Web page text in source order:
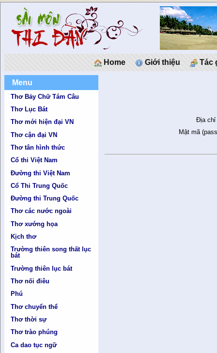
Home Giới thiệu Tác
Menu
Thơ Bảy Chữ Tám Câu
Thơ Lục Bát
Thơ mới hiện đại VN
Thơ cận đại VN
Thơ tân hình thức
Cổ thi Việt Nam
Đường thi Việt Nam
Cổ Thi Trung Quốc
Đường thi Trung Quốc
Thơ các nước ngoài
Thơ xướng họa
Kịch thơ
Trường thiên song thất lục
bát
Trường thiên lục bát
Thơ nối điêu
Phú
Thơ chuyển thể
Thơ thời sự
Thơ trào phúng
Ca dao tục ngữ
Địa chỉ
Mật mã